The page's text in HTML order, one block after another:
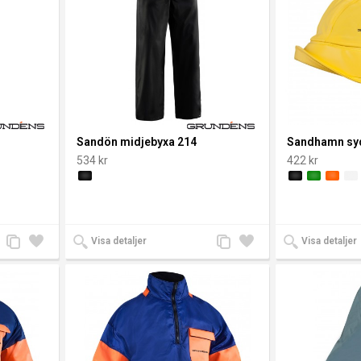
har
Lägg
till i
Lägg
till
Sandön midjebyxa 214
534 kr
Visa detaljer
Lägg
till i
Lägg
till
Sandhamn
422 kr
Visa detaljer